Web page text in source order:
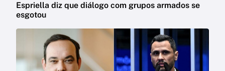
Espriella diz que diálogo com grupos armados se
esgotou